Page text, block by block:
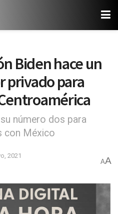
Biden hace un
privado para
número dos para
con México
2021
AA